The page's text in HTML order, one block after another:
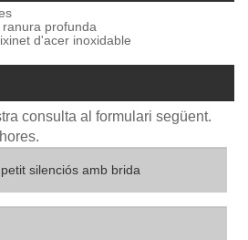
profunda
d'acer inoxidable
consulta al formulari següent.